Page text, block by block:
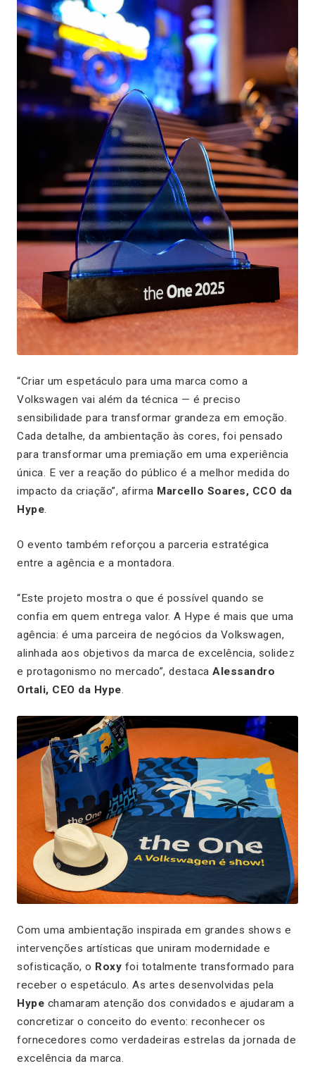
“Criar um espetáculo para uma marca como a
Volkswagen vai além da técnica — é preciso
sensibilidade para transformar grandeza em emoção.
Cada detalhe, da ambientação às cores, foi pensado
para transformar uma premiação em uma experiência
única. E ver a reação do público é a melhor medida do
impacto da criação”, afirma Marcello Soares, CCO da
Hype.
O evento também reforçou a parceria estratégica
entre a agência e a montadora.
“Este projeto mostra o que é possível quando se
confia em quem entrega valor. A Hype é mais que uma
agência: é uma parceira de negócios da Volkswagen,
alinhada aos objetivos da marca de excelência, solidez
e protagonismo no mercado”, destaca Alessandro
Ortali, CEO da Hype.
Com uma ambientação inspirada em grandes shows e
intervenções artísticas que uniram modernidade e
sofisticação, o Roxy foi totalmente transformado para
receber o espetáculo. As artes desenvolvidas pela
Hype chamaram atenção dos convidados e ajudaram a
concretizar o conceito do evento: reconhecer os
fornecedores como verdadeiras estrelas da jornada de
excelência da marca.